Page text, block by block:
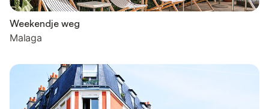
Weekendje weg
Malaga